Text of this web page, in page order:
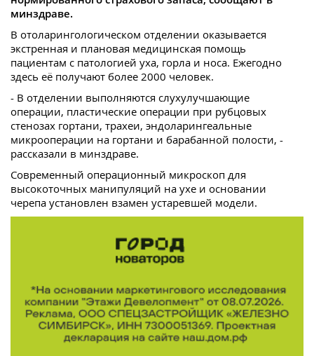
минздраве.
В отоларингологическом отделении оказывается
экстренная и плановая медицинская помощь
пациентам с патологией уха, горла и носа. Ежегодно
здесь её получают более 2000 человек.
- В отделении выполняются слухулучшающие
операции, пластические операции при рубцовых
стенозах гортани, трахеи, эндоларингеальные
микрооперации на гортани и барабанной полости, -
рассказали в минздраве.
Современный операционный микроскоп для
высокоточных манипуляций на ухе и основании
черепа установлен взамен устаревшей модели.